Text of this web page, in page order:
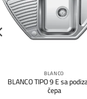
BLANCO
BLANCO TIPO 9 E sa
čepa